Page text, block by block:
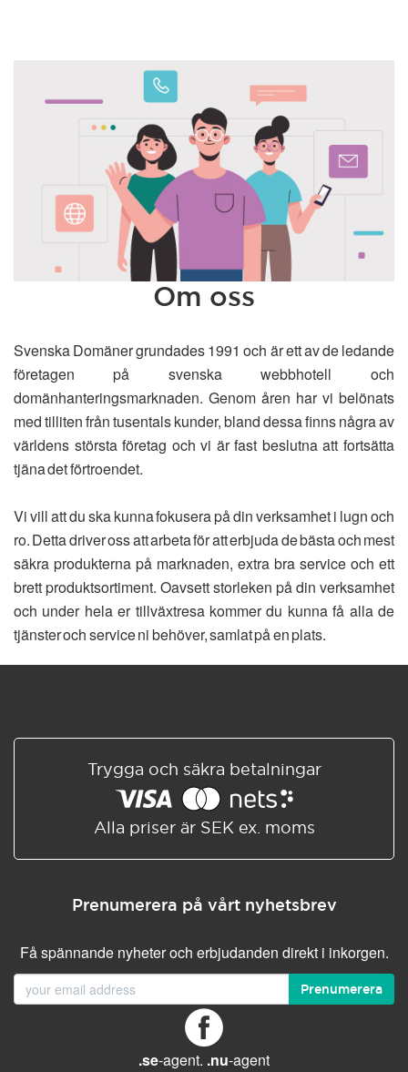
Om oss
Svenska Domäner grundades 1991 och är ett av de ledande
företagen på svenska webbhotell och
domänhanteringsmarknaden. Genom åren har vi belönats
med tilliten från tusentals kunder, bland dessa finns några av
världens största företag och vi är fast beslutna att fortsätta
tjäna det förtroendet.
Vi vill att du ska kunna fokusera på din verksamhet i lugn och
ro. Detta driver oss att arbeta för att erbjuda de bästa och mest
säkra produkterna på marknaden, extra bra service och ett
brett produktsortiment. Oavsett storleken på din verksamhet
och under hela er tillväxtresa kommer du kunna få alla de
tjänster och service ni behöver, samlat på en plats.
Trygga och säkra betalningar
Alla priser är SEK ex. moms
Prenumerera på vårt nyhetsbrev
Få spännande nyheter och erbjudanden direkt i inkorgen.
Prenumerera
.se-agent. .nu-agent